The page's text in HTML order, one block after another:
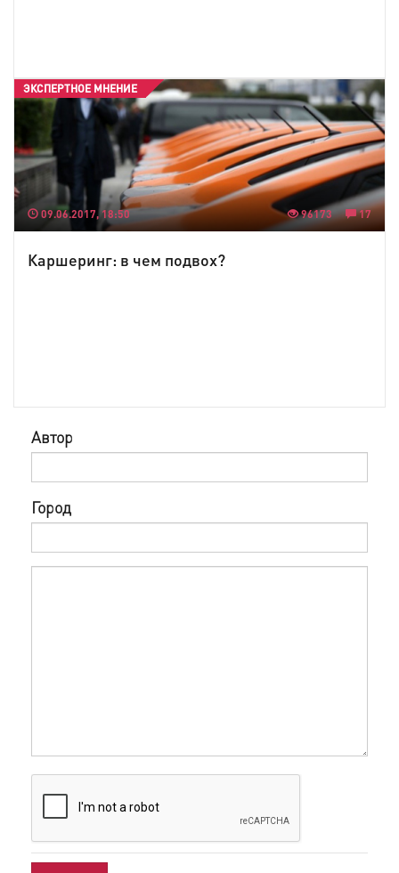
09.06.2017, 18:50 96173 17
ЭКСПЕРТНОЕ МНЕНИЕ
Каршеринг: в чем подвох?
Автор
Город